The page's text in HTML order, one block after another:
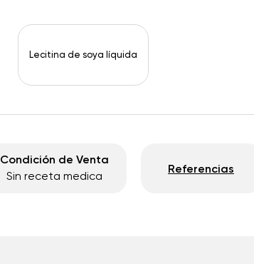
Lecitina de soya líquida
Condición de Venta
Sin receta medica
Referencias